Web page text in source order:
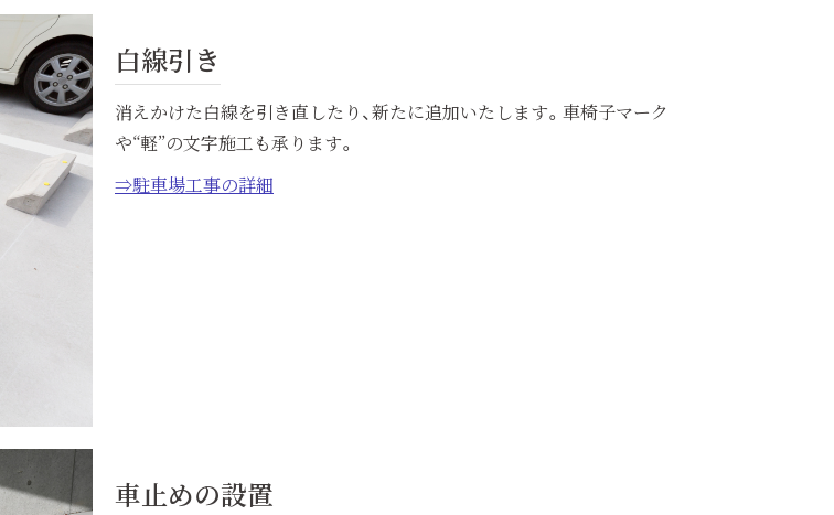
白線引き
消えかけた白線を引き直したり、新たに追加いたします。車椅子マーク
や“軽”の文字施工も承ります。
⇒駐車場工事の詳細
車止めの設置